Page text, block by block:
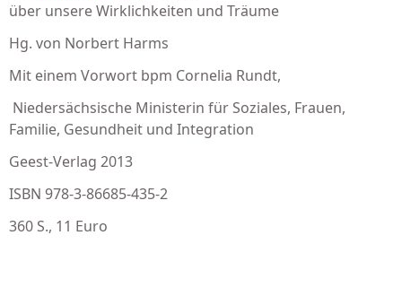
über unsere Wirklichkeiten und Träume
Hg. von Norbert Harms
Mit einem Vorwort bpm Cornelia Rundt,
Niedersächsische Ministerin für Soziales, Frauen,
Familie, Gesundheit und Integration
Geest-Verlag 2013
ISBN 978-3-86685-435-2
360 S., 11 Euro